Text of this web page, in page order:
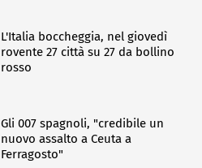
L'Italia boccheggia, nel giovedì
rovente 27 città su 27 da bollino
rosso
Gli 007 spagnoli, "credibile un
nuovo assalto a Ceuta a
Ferragosto"